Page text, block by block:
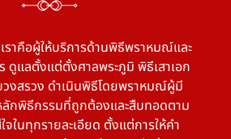
ราคือผู้ให้บริการด้านพิธีพราหมณ์และ
ดูแลตั้งแต่ตั้งศาลพระภูมิ พิธีเสาเอก
วงสรวง ดำเนินพิธีโดยพราหมณ์ผู้มี
กพิธีกรรมที่ถูกต้องและสืบทอดตาม
ในทุกรายละเอียด ตั้งแต่การให้คำ